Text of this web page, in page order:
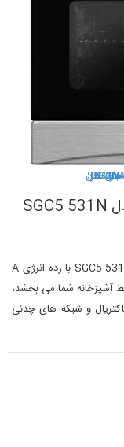
اجاق گاز اسنوا سری آترینا استیل مدل SGC5 531N
اجاق گاز 5 شعله اسنوا SNOWA سری آترینا مدل SGC5-531 با رده انرژی A
آشپزخانه شما می بخشد،
و شبکه های چدنی